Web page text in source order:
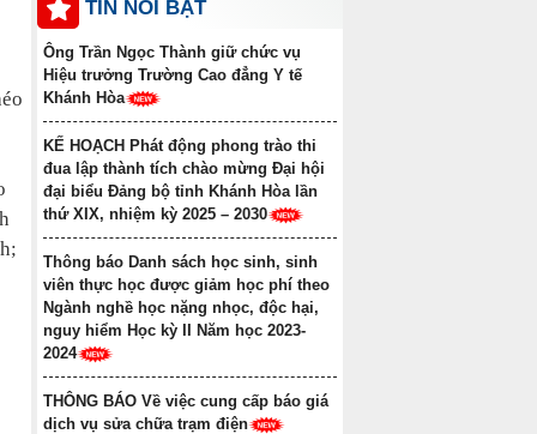
TIN NỔI BẬT
Ông Trần Ngọc Thành giữ chức vụ
Hiệu trưởng Trường Cao đẳng Y tế
Khánh Hòa
KẾ HOẠCH Phát động phong trào thi
đua lập thành tích chào mừng Đại hội
đại biểu Đảng bộ tỉnh Khánh Hòa lần
thứ XIX, nhiệm kỳ 2025 – 2030
Thông báo Danh sách học sinh, sinh
viên thực học được giảm học phí theo
Ngành nghề học nặng nhọc, độc hại,
nguy hiểm Học kỳ II Năm học 2023-
2024
THÔNG BÁO Về việc cung cấp báo giá
dịch vụ sửa chữa trạm điện